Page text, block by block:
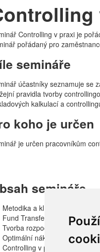
Controlling v praxi je
pořádaný pro
semináře
účastníky seznamuje se
pravidla tvorby
kalkulací a
koho je určen
je určen pracovníkům
semináře
Metodika a klíčové faktory
Fund Transfer Pricing v
Tvorba rozpočtu ve finančních
Optimální nákladová alokace v
Controlling v praktických